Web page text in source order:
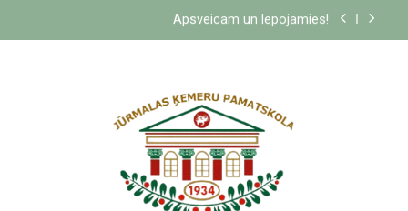
Apsveicam un lepojamies!
Apsveicam un lepojamies!
Apsveicam un lepojamies!
Apsveicam un lepojamies!